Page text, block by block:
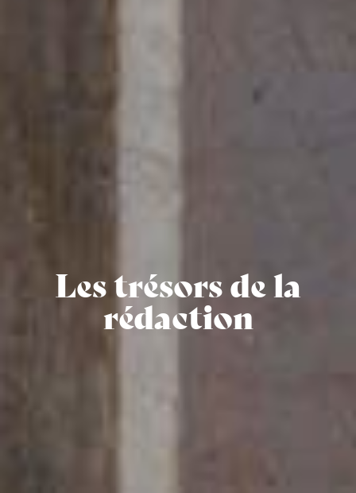
Les trésors de la
rédaction